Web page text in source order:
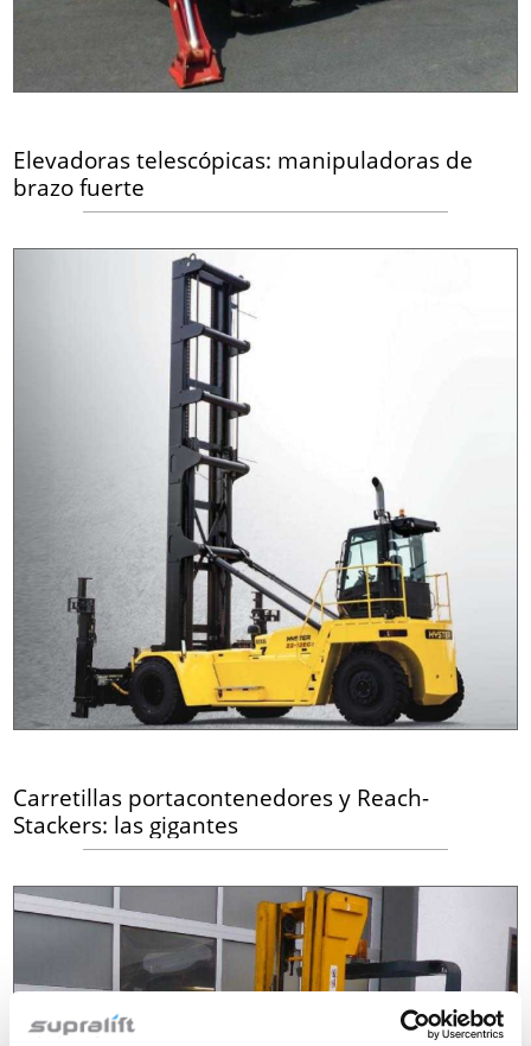
Elevadoras telescópicas: manipuladoras de
brazo fuerte
Carretillas portacontenedores y Reach-
Stackers: las gigantes